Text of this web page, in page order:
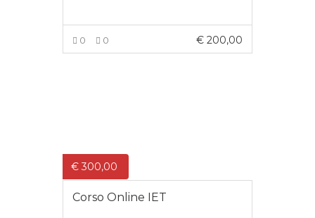
0 0 € 200,00
€ 300,00
Corso Online IET